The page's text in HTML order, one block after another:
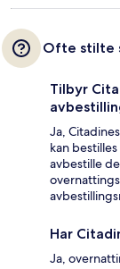
Ofte stilte
Tilbyr
Ja,
kan
avbestille
Har
Ja,